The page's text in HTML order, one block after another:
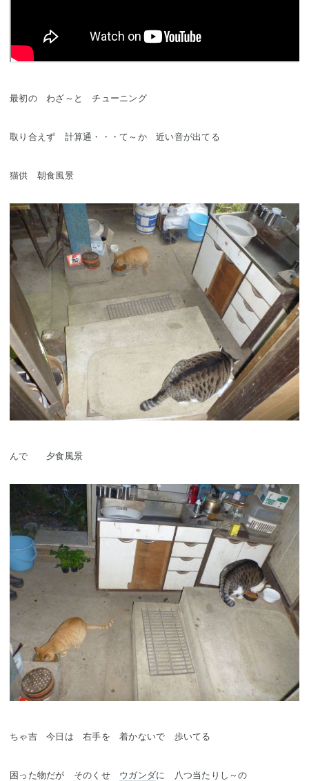
最初の わざ～と チューニング
取り合えず 計算通・・・て～か 近い音が出てる
猫供 朝食風景
んで 夕食風景
ちゃ吉 今日は 右手を 着かないで 歩いてる
困った物だが そのくせ ウガンダに 八つ当たりし～の